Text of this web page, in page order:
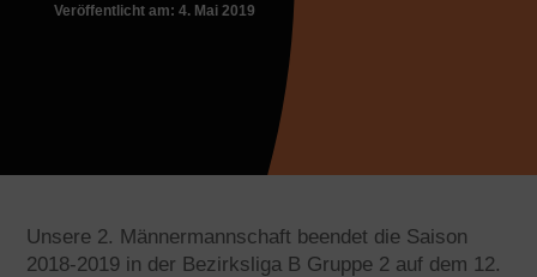
Veröffentlicht am: 4. Mai 2019
Unsere 2. Männermannschaft beendet die Saison
2018-2019 in der Bezirksliga B Gruppe 2 auf dem 12.